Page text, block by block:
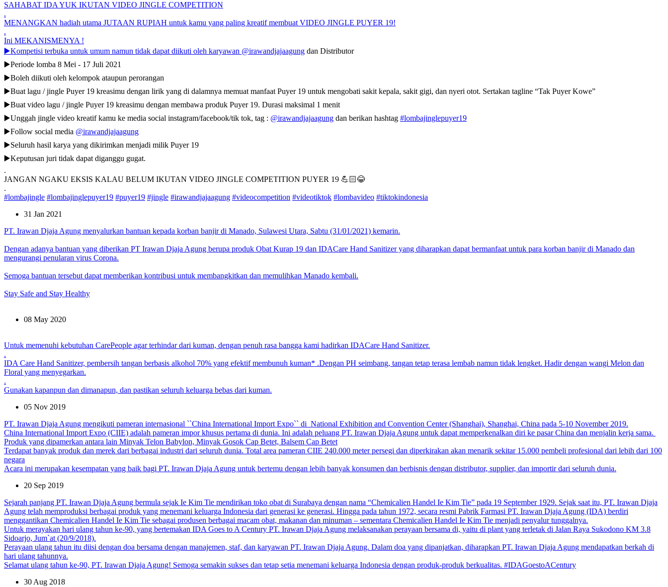
SAHABAT IDA YUK IKUTAN VIDEO JINGLE COMPETITION
.
MENANGKAN hadiah utama JUTAAN RUPIAH untuk kamu yang paling kreatif membuat VIDEO JINGLE PUYER 19!
.
Ini MEKANISMENYA !
▶️Kompetisi terbuka untuk umum namun tidak dapat diikuti oleh karyawan @irawandjajaagung dan Distributor
▶️Periode lomba 8 Mei - 17 Juli 2021
▶️Boleh diikuti oleh kelompok ataupun perorangan
▶️Buat lagu / jingle Puyer 19 kreasimu dengan lirik yang di dalamnya memuat manfaat Puyer 19 untuk mengobati sakit kepala, sakit gigi, dan nyeri otot. Sertakan tagline “Tak Puyer Kowe”
▶️Buat video lagu / jingle Puyer 19 kreasimu dengan membawa produk Puyer 19. Durasi maksimal 1 menit
▶️Unggah jingle video kreatif kamu ke media social instagram/facebook/tik tok, tag : @irawandjajaagung dan berikan hashtag #lombajinglepuyer19
▶️Follow social media @irawandjajaagung
▶️Seluruh hasil karya yang dikirimkan menjadi milik Puyer 19
▶️Keputusan juri tidak dapat diganggu gugat.
.
JANGAN NGAKU EKSIS KALAU BELUM IKUTAN VIDEO JINGLE COMPETITION PUYER 19 💪🏻😂
.
#lombajingle #lombajinglepuyer19 #puyer19 #jingle #irawandjajaagung #videocompetition #videotiktok #lombavideo #tiktokindonesia
31 Jan 2021
PT. Irawan Djaja Agung menyalurkan bantuan kepada korban banjir di Manado, Sulawesi Utara, Sabtu (31/01/2021) kemarin.
Dengan adanya bantuan yang diberikan PT Irawan Djaja Agung berupa produk Obat Kurap 19 dan IDACare Hand Sanitizer yang diharapkan dapat bermanfaat untuk para korban banjir di Manado dan
mengurangi penularan virus Corona.
Semoga bantuan tersebut dapat memberikan kontribusi untuk membangkitkan dan memulihkan Manado kembali.
Stay Safe and Stay Healthy
08 May 2020
Untuk memenuhi kebutuhan CarePeople agar terhindar dari kuman, dengan penuh rasa bangga kami hadirkan IDACare Hand Sanitizer.
.
IDA Care Hand Sanitizer, pembersih tangan berbasis alkohol 70% yang efektif membunuh kuman* .Dengan PH seimbang, tangan tetap terasa lembab namun tidak lengket. Hadir dengan wangi Melon dan
Floral yang menyegarkan.
.
Gunakan kapanpun dan dimanapun, dan pastikan seluruh keluarga bebas dari kuman.
05 Nov 2019
PT. Irawan Djaja Agung mengikuti pameran internasional ``China International Import Expo`` di National Exhibition and Convention Center (Shanghai), Shanghai, China pada 5-10 November 2019.
China International Import Expo (CIIE) adalah pameran impor khusus pertama di dunia. Ini adalah peluang PT. Irawan Djaja Agung untuk dapat memperkenalkan diri ke pasar China dan menjalin kerja sama.
Produk yang dipamerkan antara lain Minyak Telon Babylon, Minyak Gosok Cap Betet, Balsem Cap Betet
Terdapat banyak produk dan merek dari berbagai industri dari seluruh dunia. Total area pameran CIIE 240.000 meter persegi dan diperkirakan akan menarik sekitar 15.000 pembeli profesional dari lebih dari 100
negara
Acara ini merupakan kesempatan yang baik bagi PT. Irawan Djaja Agung untuk bertemu dengan lebih banyak konsumen dan berbisnis dengan distributor, supplier, dan importir dari seluruh dunia.
20 Sep 2019
Sejarah panjang PT. Irawan Djaja Agung bermula sejak Ie Kim Tie mendirikan toko obat di Surabaya dengan nama “Chemicalien Handel Ie Kim Tie” pada 19 September 1929. Sejak saat itu, PT. Irawan Djaja
Agung telah memproduksi berbagai produk yang menemani keluarga Indonesia dari generasi ke generasi. Hingga pada tahun 1972, secara resmi Pabrik Farmasi PT. Irawan Djaja Agung (IDA) berdiri
menggantikan Chemicalien Handel Ie Kim Tie sebagai produsen berbagai macam obat, makanan dan minuman – sementara Chemicalien Handel Ie Kim Tie menjadi penyalur tunggalnya.
Untuk merayakan hari ulang tahun ke-90, yang bertemakan IDA Goes to A Century PT. Irawan Djaja Agung melaksanakan perayaan bersama di, yaitu di plant yang terletak di Jalan Raya Sukodono KM 3.8
Sidoarjo, Jum`at (20/9/2018).
Perayaan ulang tahun itu diisi dengan doa bersama dengan manajemen, staf, dan karyawan PT. Irawan Djaja Agung. Dalam doa yang dipanjatkan, diharapkan PT. Irawan Djaja Agung mendapatkan berkah di
hari ulang tahunnya.
Selamat ulang tahun ke-90, PT. Irawan Djaja Agung! Semoga semakin sukses dan tetap setia menemani keluarga Indonesia dengan produk-produk berkualitas. #IDAGoestoACentury
30 Aug 2018